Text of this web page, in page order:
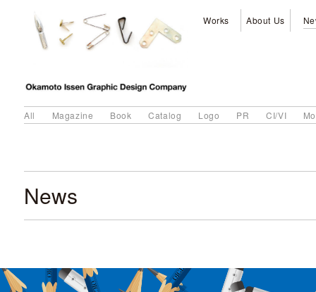
Works About Us
All Magazine Book Catalog Logo PR CI/VI
News